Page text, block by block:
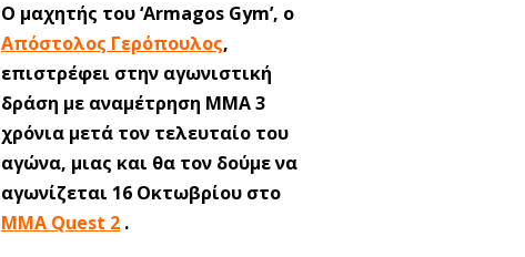
Ο μαχητής του ‘Armagos Gym’, ο
Απόστολος Γερόπουλος,
επιστρέφει στην αγωνιστική
δράση με αναμέτρηση ΜΜΑ 3
χρόνια μετά τον τελευταίο του
αγώνα, μιας και θα τον δούμε να
αγωνίζεται 16 Οκτωβρίου στο
MMA Quest 2.